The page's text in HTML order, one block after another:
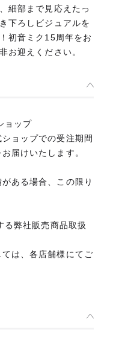
細部まで見応えたっ
下ろしビジュアルを
初音ミク15周年をお
お迎えください。
ョップ
ョップでの受注期間
届けいたします。
ある場合、この限り
る弊社販売商品取扱
は、各店舗様にてご